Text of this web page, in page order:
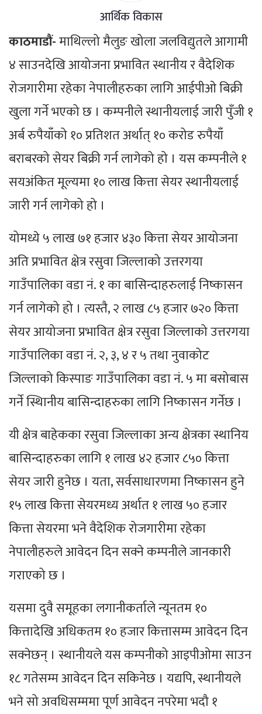
आर्थिक विकास
काठमाडौं-माथिल्लो मैलुङ खोला जलविद्युतले आगामी
४ साउनदेखि आयोजना प्रभावित स्थानीय र वैदेशिक
रोजगारीमा रहेका नेपालीहरुका लागि आईपीओ बिक्री
खुला गर्ने भएको छ । कम्पनीले स्थानीयलाई जारी पुँजी १
अर्ब रुपैयाँको १० प्रतिशत अर्थात् १० करोड रुपैयाँ
बराबरको सेयर बिक्री गर्न लागेको हो । यस कम्पनीले १
सयअंकित मूल्यमा १० लाख कित्ता सेयर स्थानीयलाई
जारी गर्न लागेको हो ।
योमध्ये ५ लाख ७१ हजार ४३० कित्ता सेयर आयोजना
अति प्रभावित क्षेत्र रसुवा जिल्लाको उत्तरगया
गाउँपालिका वडा नं. १ का बासिन्दाहरुलाई निष्कासन
गर्न लागेको हो । त्यस्तै, २ लाख ८५ हजार ७२० कित्ता
सेयर आयोजना प्रभावित क्षेत्र रसुवा जिल्लाको उत्तरगया
गाउँपालिका वडा नं. २, ३, ४ र ५ तथा नुवाकोट
जिल्लाको किस्पाङ गाउँपालिका वडा नं. ५ मा बसोबास
गर्ने स्थिानीय बासिन्दाहरुका लागि निष्कासन गर्नेछ ।
यी क्षेत्र बाहेकका रसुवा जिल्लाका अन्य क्षेत्रका स्थानिय
बासिन्दाहरुका लागि १ लाख ४२ हजार ८५० कित्ता
सेयर जारी हुनेछ । यता, सर्वसाधारणमा निष्कासन हुने
१५ लाख कित्ता सेयरमध्य अर्थात १ लाख ५० हजार
कित्ता सेयरमा भने वैदेशिक रोजगारीमा रहेका
नेपालीहरुले आवेदन दिन सक्ने कम्पनीले जानकारी
गराएको छ ।
यसमा दुवै समूहका लगानीकर्ताले न्यूनतम १०
कित्तादेखि अधिकतम १० हजार कित्तासम्म आवेदन दिन
सक्नेछन् । स्थानीयले यस कम्पनीको आइपीओमा साउन
१८ गतेसम्म आवेदन दिन सकिनेछ । यद्यपि, स्थानीयले
भने सो अवधिसम्ममा पूर्ण आवेदन नपरेमा भदौ १